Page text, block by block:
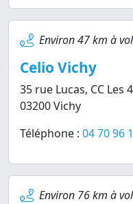
Environ 47 km à
Celio Vichy
35 rue Lucas, CC Les
03200 Vichy
Téléphone : 04 70 96
Environ 76 km à